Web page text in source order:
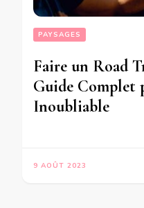
PAYSAGES
Faire un Road
Guide Complet
Inoubliable
9 AOÛT 2023